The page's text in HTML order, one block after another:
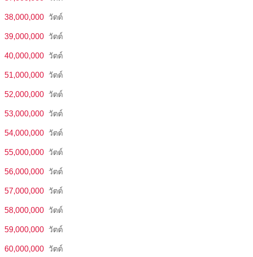
38,000,000 วัตต์
39,000,000 วัตต์
40,000,000 วัตต์
51,000,000 วัตต์
52,000,000 วัตต์
53,000,000 วัตต์
54,000,000 วัตต์
55,000,000 วัตต์
56,000,000 วัตต์
57,000,000 วัตต์
58,000,000 วัตต์
59,000,000 วัตต์
60,000,000 วัตต์